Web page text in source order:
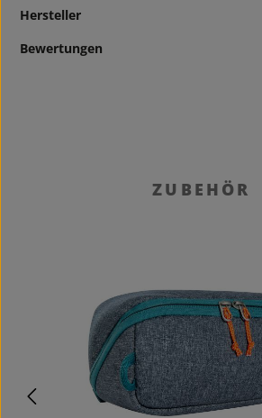
Hersteller
Bewertungen
Produktgalerie überspringenZUBEHÖR